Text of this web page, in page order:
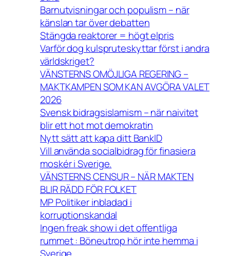
Barnutvisningar och populism – när
känslan tar över debatten
Stängda reaktorer = högt elpris
Varför dog kulspruteskyttar först i andra
världskriget?
VÄNSTERNS OMÖJLIGA REGERING –
MAKTKAMPEN SOM KAN AVGÖRA VALET
2026
Svensk bidragsislamism – när naivitet
blir ett hot mot demokratin
Nytt sätt att kapa ditt BankID
Vill använda socialbidrag för finasiera
moskér i Sverige.
VÄNSTERNS CENSUR – NÄR MAKTEN
BLIR RÄDD FÖR FOLKET
MP Politiker inbladad i
korruptionskandal
Ingen freak show i det offentliga
rummet : Böneutrop hör inte hemma i